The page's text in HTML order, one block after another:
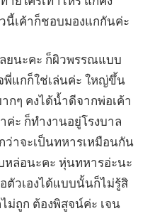
นี้เค้าก็ชอบมองแกกันค่ะ
ยนะคะ ก็ผิวพรรณแบบ
แกก็ใช่เล่นค่ะ ใหญ่ขึ้น
ๆ คงได้น้ำดีจากพ่อเค้า
ค่ะ ก็ทำงานอยู่โรงบาล
าจะเป็นทหารเหมือนกัน
หล่อนะคะ หุ่นทหารอ่ะนะ
ตัวเองได้แบบนั้นก็ไม่รู้สิ
ม่ถูก ต้องพิสูจน์ค่ะ เจน